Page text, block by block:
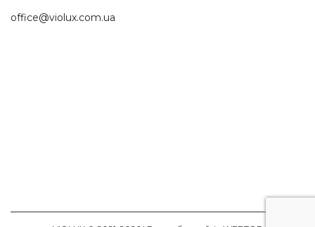
office@violux.com.ua